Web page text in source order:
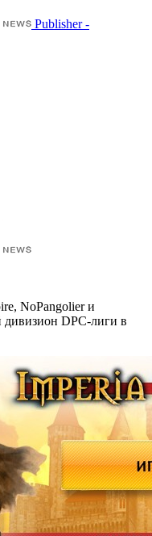
Publisher -
NoPangolier и
DPC-лиги в